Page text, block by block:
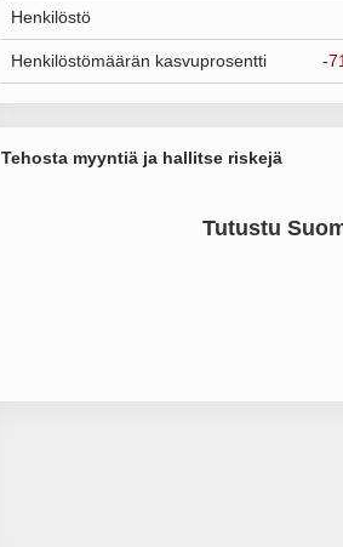
Henkilöstö
Henkilöstömäärän kasvuprosentti -
Tehosta myyntiä ja hallitse riskejä
Tutustu